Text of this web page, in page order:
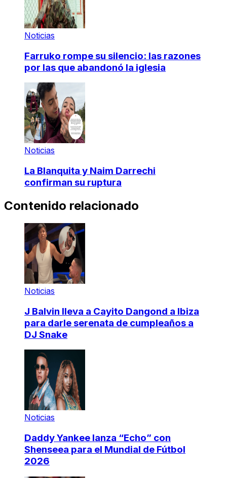
Noticias
Farruko rompe su silencio: las razones
por las que abandonó la iglesia
Noticias
La Blanquita y Naim Darrechi
confirman su ruptura
Contenido relacionado
Noticias
J Balvin lleva a Cayito Dangond a Ibiza
para darle serenata de cumpleaños a
DJ Snake
Noticias
Daddy Yankee lanza “Echo” con
Shenseea para el Mundial de Fútbol
2026